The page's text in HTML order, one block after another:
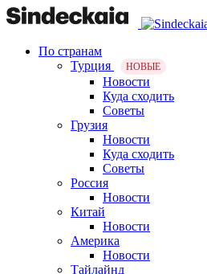
По странам
Турция
НОВЫЕ
Новости
Куда сходить
Советы
Грузия
Новости
Куда сходить
Советы
Россия
Новости
Китай
Новости
Америка
Новости
Тайлайнд